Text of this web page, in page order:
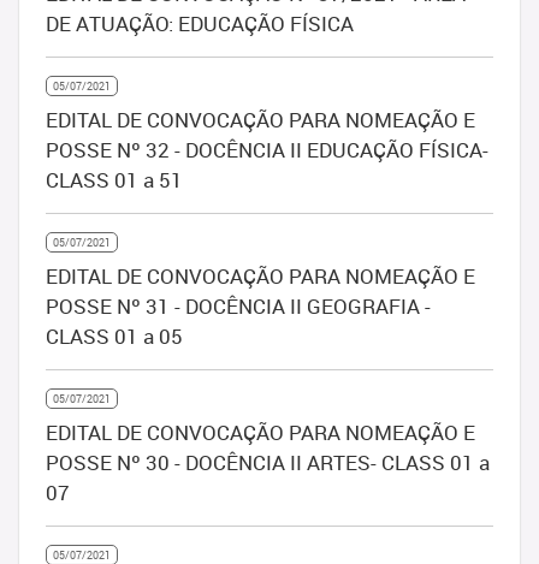
DE ATUAÇÃO: EDUCAÇÃO FÍSICA
05/07/2021
EDITAL DE CONVOCAÇÃO PARA NOMEAÇÃO E
POSSE Nº 32 - DOCÊNCIA II EDUCAÇÃO FÍSICA-
CLASS 01 a 51
05/07/2021
EDITAL DE CONVOCAÇÃO PARA NOMEAÇÃO E
POSSE Nº 31 - DOCÊNCIA II GEOGRAFIA -
CLASS 01 a 05
05/07/2021
EDITAL DE CONVOCAÇÃO PARA NOMEAÇÃO E
POSSE Nº 30 - DOCÊNCIA II ARTES- CLASS 01 a
07
05/07/2021